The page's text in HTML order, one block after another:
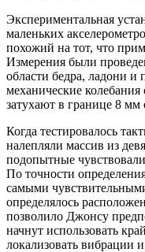
Экспериментальная
маленьких
похожий на тот, что
Измерения были
области бедра, ладони и
механические
затухают в границе 8 мм
Когда тестировалось
налепляли массив из
подопытные
По точности
самыми
определялось
позволило Джонсу
начнут использовать
локализовать вибрации